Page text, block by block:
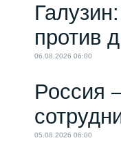
против
06.08.2026 06:00
Россия
05.08.2026 06:00